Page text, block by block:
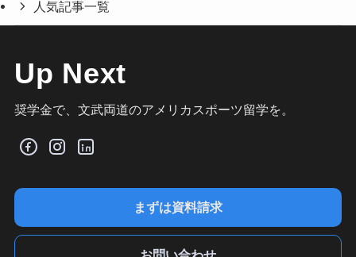
人気記事一覧
Up Next
奨学金で、文武両道のアメリカスポーツ留学を。
まずは資料請求